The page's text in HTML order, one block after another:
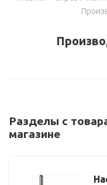
Разделы с
магазине